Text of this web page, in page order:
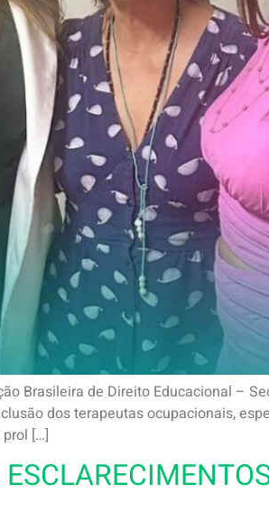
Brasileira de Direito Educacional –
dos terapeutas ocupacionais,
[…]